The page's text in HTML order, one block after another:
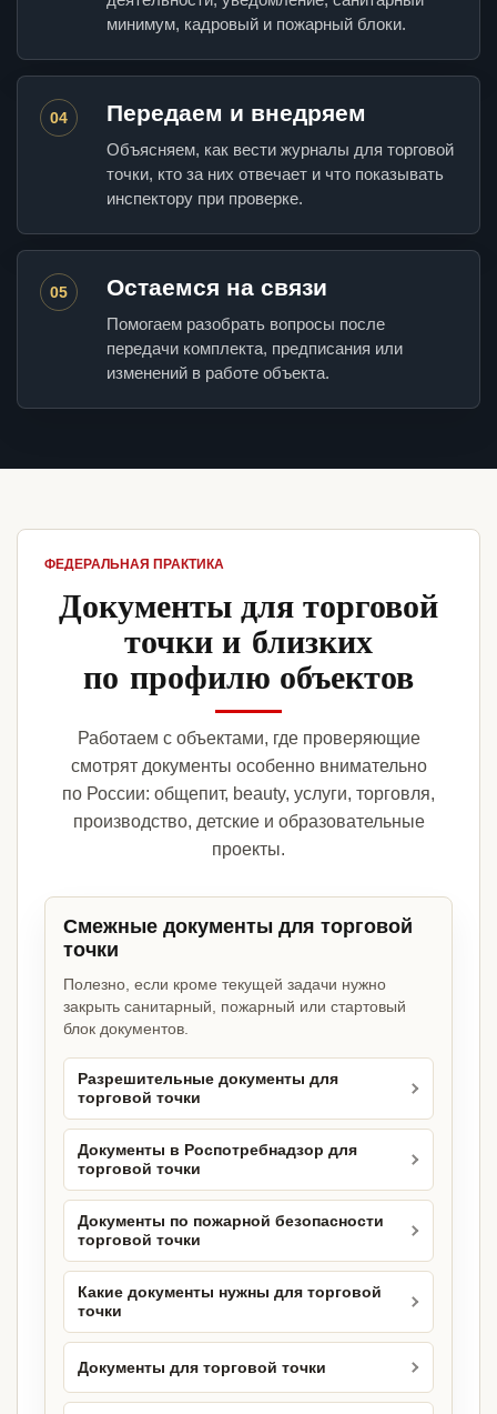
минимум, кадровый и пожарный блоки.
04 Передаем и внедряем
Объясняем, как вести журналы для торговой
точки, кто за них отвечает и что показывать
инспектору при проверке.
05 Остаемся на связи
Помогаем разобрать вопросы после
передачи комплекта, предписания или
изменений в работе объекта.
ФЕДЕРАЛЬНАЯ ПРАКТИКА
Документы для торговой
точки и близких
по профилю объектов
Работаем с объектами, где проверяющие
смотрят документы особенно внимательно
по России: общепит, beauty, услуги, торговля,
производство, детские и образовательные
проекты.
Смежные документы для торговой
точки
Полезно, если кроме текущей задачи нужно
закрыть санитарный, пожарный или стартовый
блок документов.
Разрешительные документы для
торговой точки
Документы в Роспотребнадзор для
торговой точки
Документы по пожарной безопасности
торговой точки
Какие документы нужны для торговой
точки
Документы для торговой точки